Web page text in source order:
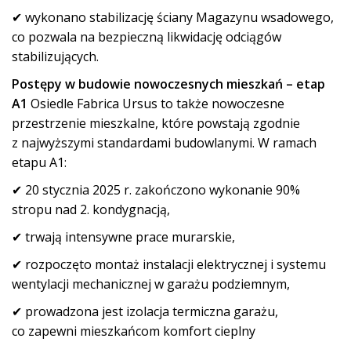
✔ wykonano stabilizację ściany Magazynu wsadowego,
co pozwala na bezpieczną likwidację odciągów
stabilizujących.
Postępy w budowie nowoczesnych mieszkań – etap
A1 Osiedle Fabrica Ursus to także nowoczesne
przestrzenie mieszkalne, które powstają zgodnie
z najwyższymi standardami budowlanymi. W ramach
etapu A1:
✔ 20 stycznia 2025 r. zakończono wykonanie 90%
stropu nad 2. kondygnacją,
✔ trwają intensywne prace murarskie,
✔ rozpoczęto montaż instalacji elektrycznej i systemu
wentylacji mechanicznej w garażu podziemnym,
✔ prowadzona jest izolacja termiczna garażu,
co zapewni mieszkańcom komfort cieplny